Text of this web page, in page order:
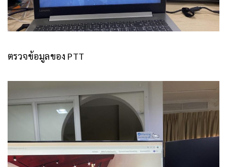
ตรวจข้อมูลของ PTT